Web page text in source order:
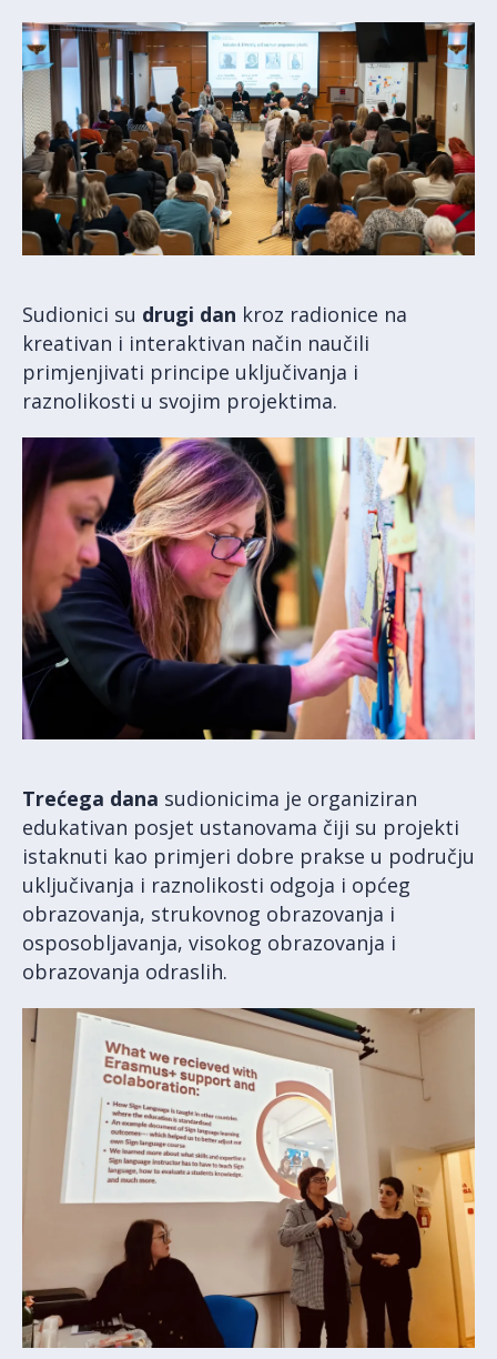
Sudionici su drugi dan kroz radionice na
kreativan i interaktivan način naučili
primjenjivati principe uključivanja i
raznolikosti u svojim projektima.
Trećega dana sudionicima je organiziran
edukativan posjet ustanovama čiji su projekti
istaknuti kao primjeri dobre prakse u području
uključivanja i raznolikosti odgoja i općeg
obrazovanja, strukovnog obrazovanja i
osposobljavanja, visokog obrazovanja i
obrazovanja odraslih.